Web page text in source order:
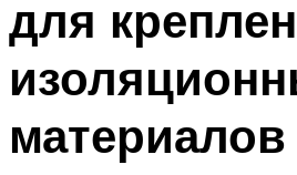
для
материалов